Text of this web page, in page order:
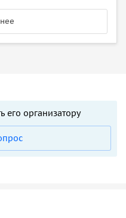
его организатору